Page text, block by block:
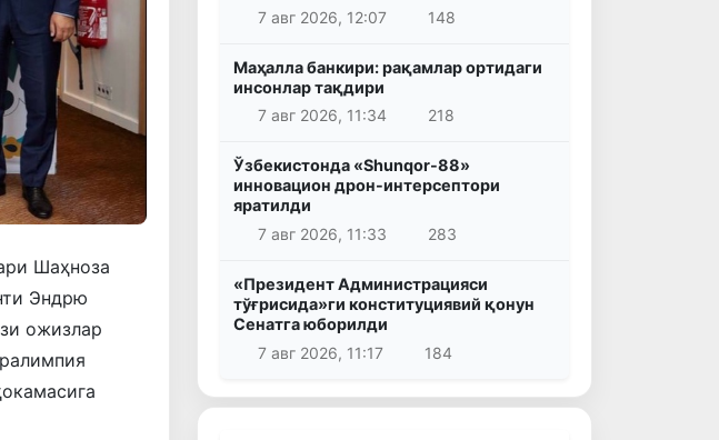
Шаҳноза
Эндрю
ожизлар
7 авг 2026, 12:07
148
Маҳалла банкири: рақамлар ортидаги
инсонлар тақдири
7 авг 2026, 11:34
218
Ўзбекистонда «Shunqor-88»
инновацион дрон-интерсептори
яратилди
7 авг 2026, 11:33
283
«Президент Администрацияси
тўғрисида»ги конституциявий қонун
Сенатга юборилди
7 авг 2026, 11:17
184